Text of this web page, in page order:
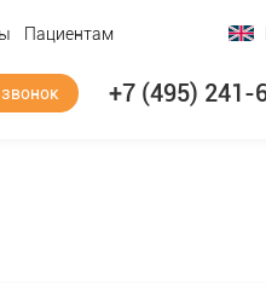
Пациентам
+7 (495) 241-